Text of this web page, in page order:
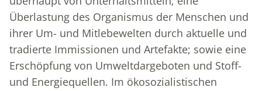
Überlastung des Organismus der Menschen und
ihrer Um- und Mitlebewelten durch aktuelle und
tradierte Immissionen und Artefakte; sowie eine
Erschöpfung von Umweltdargeboten und Stoff-
und Energiequellen. Im ökosozialistischen